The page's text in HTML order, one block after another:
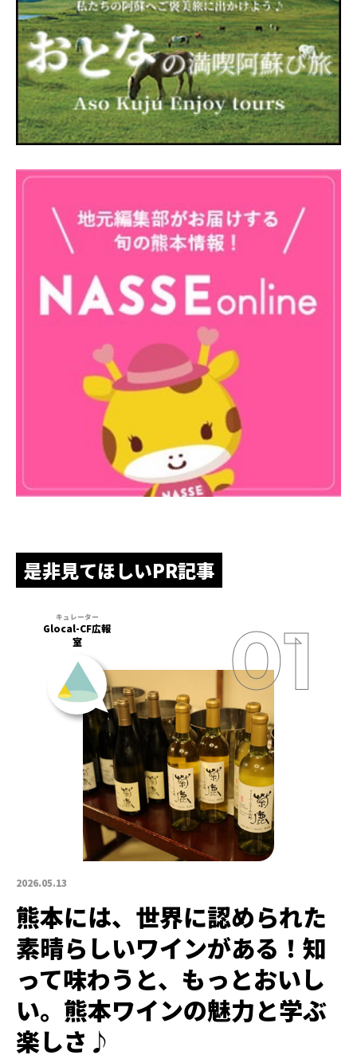
是非見てほしいPR記事
2026.05.13
Glocal-CF広報
室
熊本には、世界に認められた
素晴らしいワインがある！知
って味わうと、もっとおいし
い。熊本ワインの魅力と学ぶ
楽しさ♪